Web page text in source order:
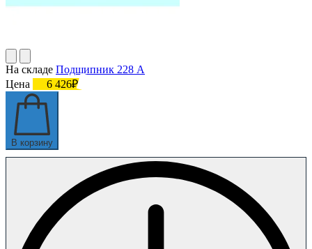
На складе Подшипник 228 А
Цена
6 426₽
В корзину